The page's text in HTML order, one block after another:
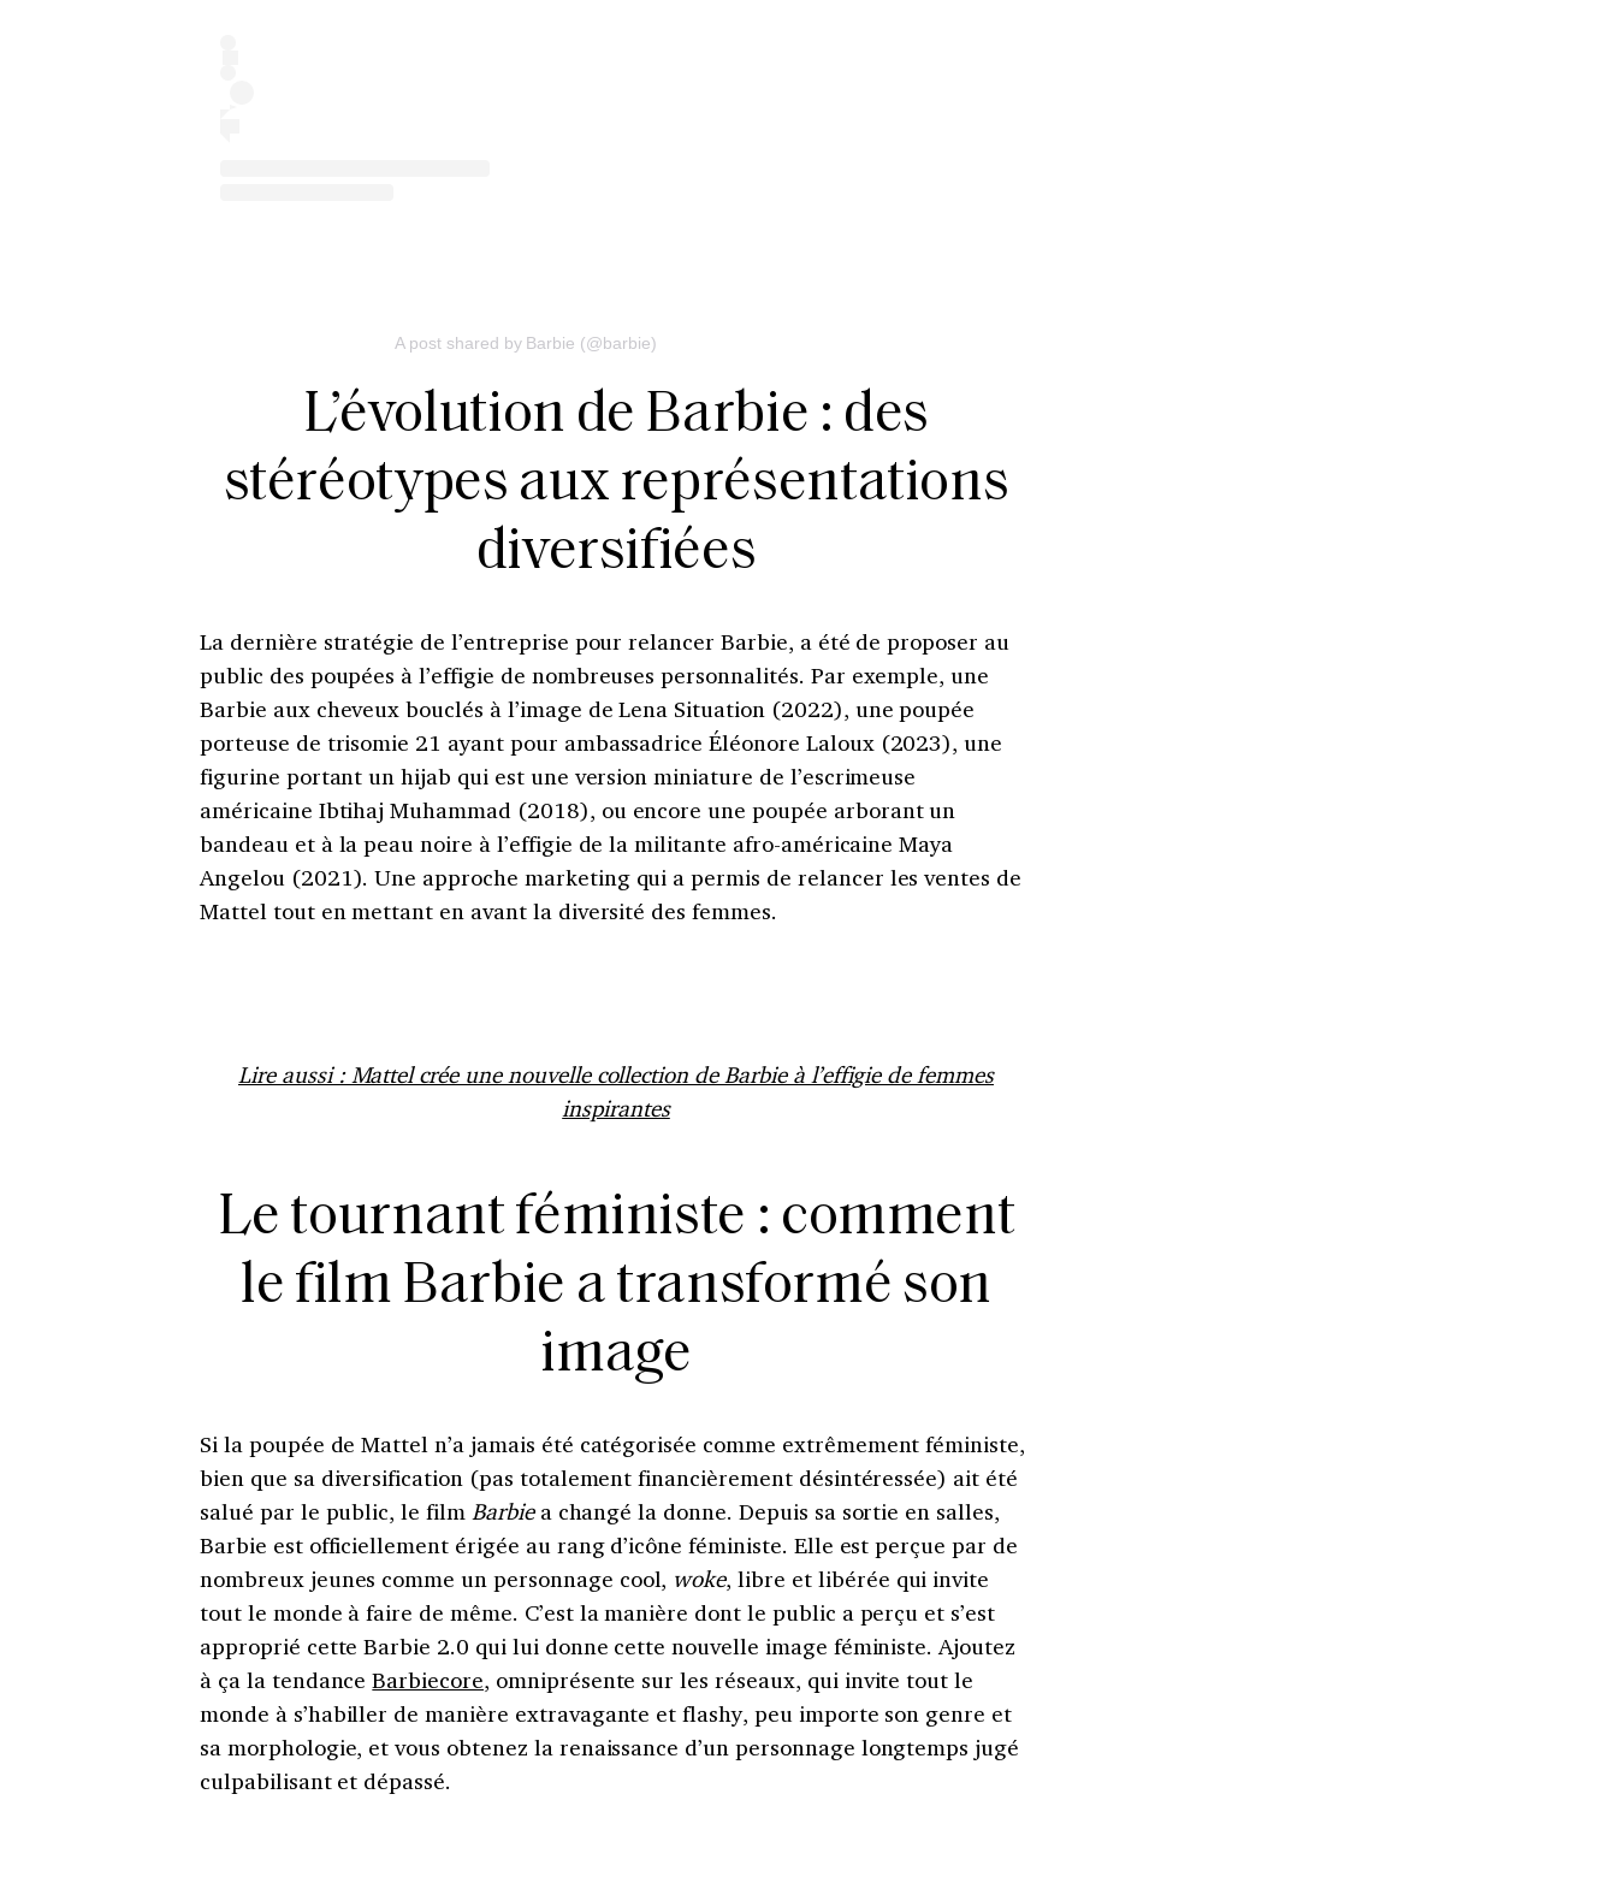
A post shared by Barbie (@barbie)
L’évolution de Barbie : des
stéréotypes aux représentations
diversifiées
La dernière stratégie de l’entreprise pour relancer Barbie, a été de proposer au
public des poupées à l’effigie de nombreuses personnalités. Par exemple, une
Barbie aux cheveux bouclés à l’image de Lena Situation (2022), une poupée
porteuse de trisomie 21 ayant pour ambassadrice Éléonore Laloux (2023), une
figurine portant un hijab qui est une version miniature de l’escrimeuse
américaine Ibtihaj Muhammad (2018), ou encore une poupée arborant un
bandeau et à la peau noire à l’effigie de la militante afro-américaine Maya
Angelou (2021). Une approche marketing qui a permis de relancer les ventes de
Mattel tout en mettant en avant la diversité des femmes.
Lire aussi : Mattel crée une nouvelle collection de Barbie à l’effigie de femmes
inspirantes
Le tournant féministe : comment
le film Barbie a transformé son
image
Si la poupée de Mattel n’a jamais été catégorisée comme extrêmement féministe,
bien que sa diversification (pas totalement financièrement désintéressée) ait été
salué par le public, le film Barbiea changé la donne. Depuis sa sortie en salles,
Barbie est officiellement érigée au rang d’icône féministe. Elle est perçue par de
nombreux jeunes comme un personnage cool, woke, libre et libérée qui invite
tout le monde à faire de même. C’est la manière dont le public a perçu et s’est
approprié cette Barbie 2.0 qui lui donne cette nouvelle image féministe. Ajoutez
à ça la tendanceBarbiecore, omniprésente sur les réseaux, qui invite tout le
monde à s’habiller de manière extravagante et flashy, peu importe son genre et
sa morphologie, et vous obtenez la renaissance d’un personnage longtemps jugé
culpabilisant et dépassé.